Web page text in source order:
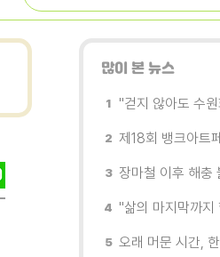
많이 본 뉴스
오래 머문 시간,